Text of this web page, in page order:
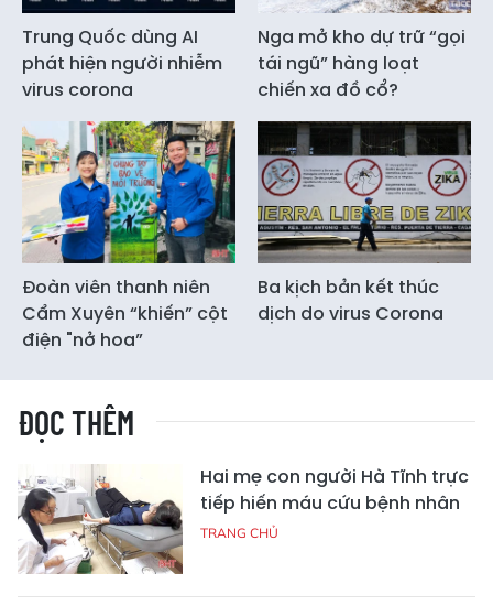
Trung Quốc dùng AI
phát hiện người nhiễm
virus corona
Nga mở kho dự trữ “gọi
tái ngũ” hàng loạt
chiến xa đồ cổ?
Đoàn viên thanh niên
Cẩm Xuyên “khiến” cột
điện "nở hoa”
Ba kịch bản kết thúc
dịch do virus Corona
ĐỌC THÊM
Hai mẹ con người Hà Tĩnh trực
tiếp hiến máu cứu bệnh nhân
TRANG CHỦ